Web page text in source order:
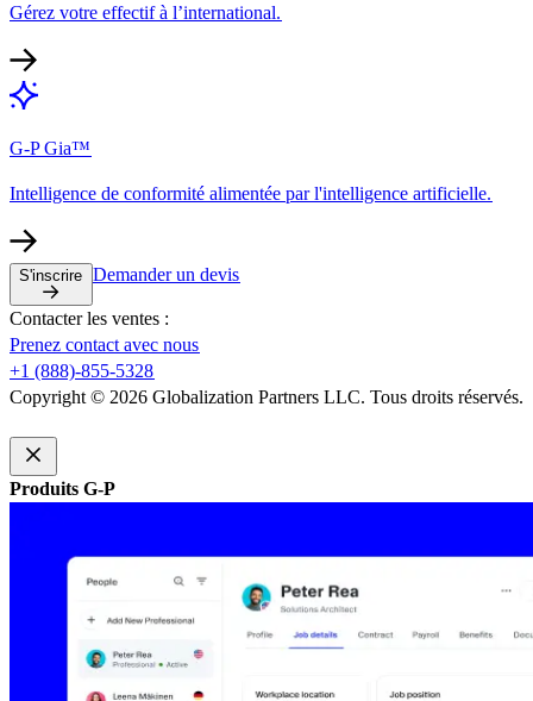
Gérez votre effectif à l’international.​​
G-P Gia™​​
Intelligence de conformité alimentée par l'intelligence artificielle.​​
S'inscrire​​ Demander un devis​​
Contacter les ventes :​​
Prenez contact avec nous​​
+1 (888)-855-5328​​
Copyright © 2026 Globalization Partners LLC. Tous droits réservés.​​
Produits G-P​​